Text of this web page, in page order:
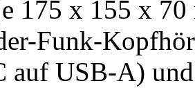
175 x 155 x
Funk-
auf USB-A)